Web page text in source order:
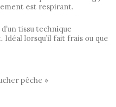
est respirant.
tissu technique
Idéal lorsqu’il fait frais ou que
pêche »